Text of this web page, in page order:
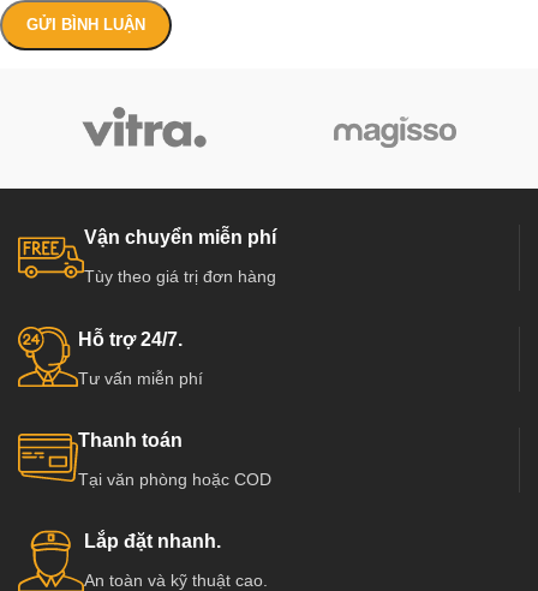
Vận chuyển miễn phí
Tùy theo giá trị đơn hàng
Hỗ trợ 24/7.
Tư vấn miễn phí
Thanh toán
Tại văn phòng hoặc COD
Lắp đặt nhanh.
An toàn và kỹ thuật cao.